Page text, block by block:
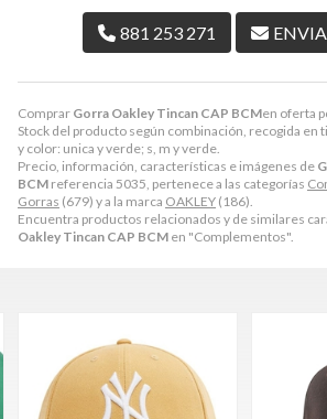
Comprar Gorra Oakley Tincan CAP BCMen oferta
Stock del producto según combinación, recogida en
y color: unica y verde; s, m y verde.
Precio, información, características e imágenes de
BCM referencia 5035, pertenece a las categorías
Gorras (679) y a la marca OAKLEY (186).
Encuentra productos relacionados y de similares
Oakley Tincan CAP BCM en "Complementos".
881 253 271